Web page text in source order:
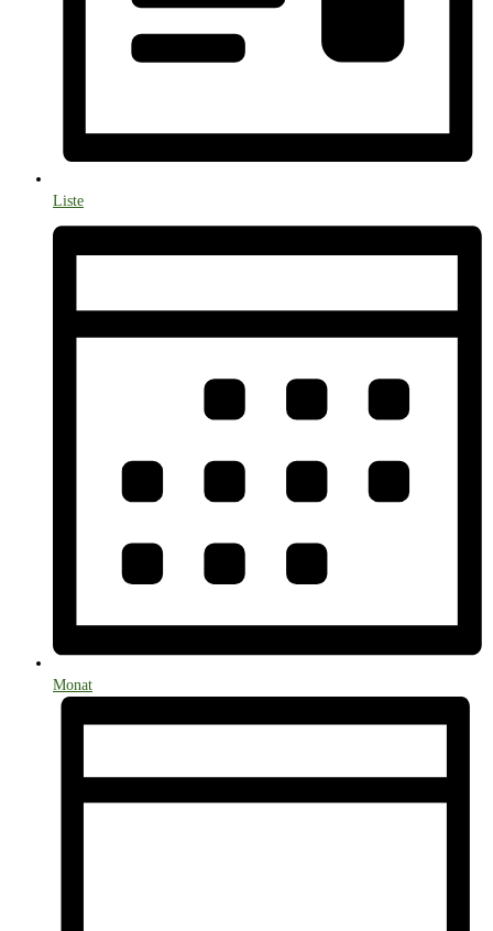
Liste
Monat